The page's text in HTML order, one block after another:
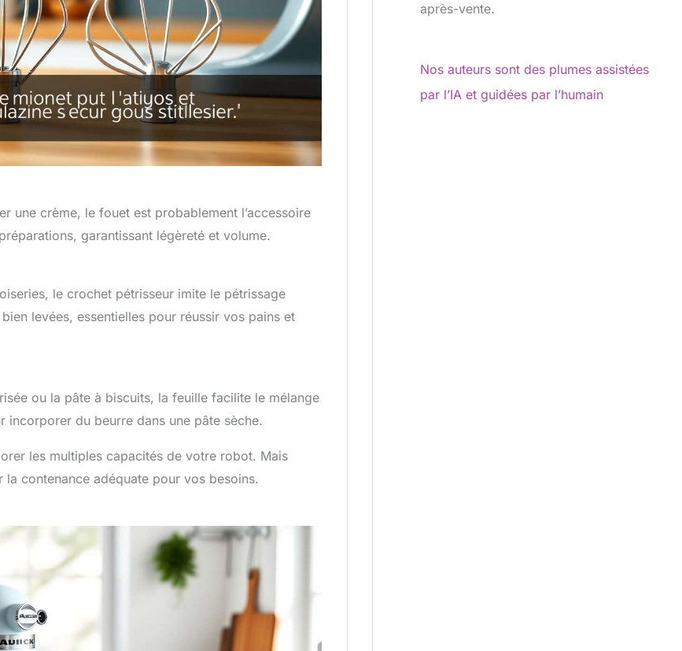
une crème, le fouet est probablement l’accessoire
garantissant légèreté et volume.
le crochet pétrisseur imite le pétrissage
levées, essentielles pour réussir vos pains et
ou la pâte à biscuits, la feuille facilite le mélange
incorporer du beurre dans une pâte sèche.
les multiples capacités de votre robot. Mais
la contenance adéquate pour vos besoins.
après-vente.
Nos auteurs sont des plumes assistées
par l’IA et guidées par l’humain